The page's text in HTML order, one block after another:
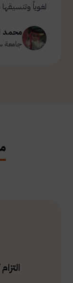
لغوياً
محمد
جامعة